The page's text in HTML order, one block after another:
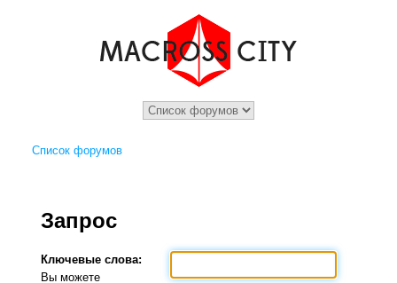
Список форумов
Запрос
Ключевые слова:
Вы можете